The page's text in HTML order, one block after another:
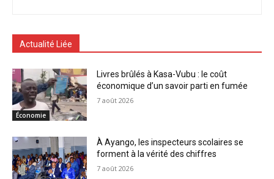
Actualité Liée
Économie
Livres brûlés à Kasa-Vubu : le coût
économique d’un savoir parti en fumée
7 août 2026
À Ayango, les inspecteurs scolaires se
forment à la vérité des chiffres
7 août 2026